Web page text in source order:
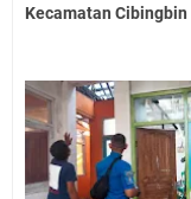
Kecamatan Cibingbin